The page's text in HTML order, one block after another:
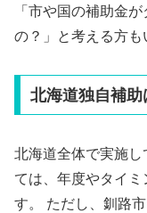
「市や国の補助金
の？」と考える方も
北海道独自補
北海道全体で実施
ては、年度やタイ
す。 ただし、釧路